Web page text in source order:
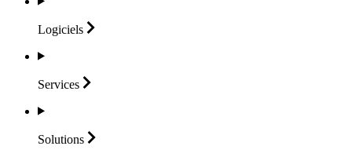
Logiciels
Services
Solutions